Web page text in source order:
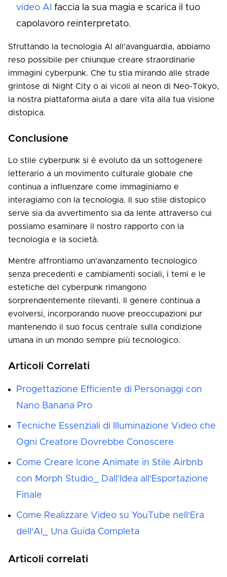
video AI faccia la sua magia e scarica il tuo
capolavoro reinterpretato.
Sfruttando la tecnologia AI all'avanguardia, abbiamo
reso possibile per chiunque creare straordinarie
immagini cyberpunk. Che tu stia mirando alle strade
grintose di Night City o ai vicoli al neon di Neo-Tokyo,
la nostra piattaforma aiuta a dare vita alla tua visione
distopica.
Conclusione
Lo stile cyberpunk si è evoluto da un sottogenere
letterario a un movimento culturale globale che
continua a influenzare come immaginiamo e
interagiamo con la tecnologia. Il suo stile distopico
serve sia da avvertimento sia da lente attraverso cui
possiamo esaminare il nostro rapporto con la
tecnologia e la società.
Mentre affrontiamo un'avanzamento tecnologico
senza precedenti e cambiamenti sociali, i temi e le
estetiche del cyberpunk rimangono
sorprendentemente rilevanti. Il genere continua a
evolversi, incorporando nuove preoccupazioni pur
mantenendo il suo focus centrale sulla condizione
umana in un mondo sempre più tecnologico.
Articoli Correlati
Progettazione Efficiente di Personaggi con
Nano Banana Pro
Tecniche Essenziali di Illuminazione Video che
Ogni Creatore Dovrebbe Conoscere
Come Creare Icone Animate in Stile Airbnb
con Morph Studio_ Dall'Idea all'Esportazione
Finale
Come Realizzare Video su YouTube nell'Era
dell'AI_ Una Guida Completa
Articoli correlati